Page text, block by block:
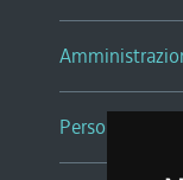
Persone e Uffici